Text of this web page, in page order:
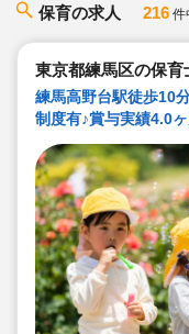
保育の求人 216 件
東京都練馬区の保
練馬高野台駅徒歩
制度有♪賞与実績4.0